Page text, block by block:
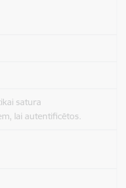
satura
lai autentificētos.